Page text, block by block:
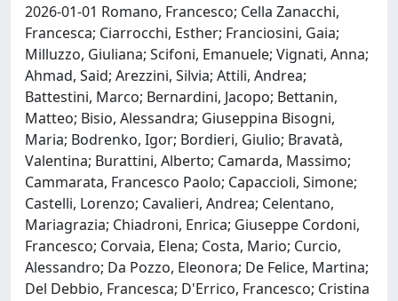
2026-01-01 Romano, Francesco; Cella Zanacchi,
Francesca; Ciarrocchi, Esther; Franciosini, Gaia;
Milluzzo, Giuliana; Scifoni, Emanuele; Vignati, Anna;
Ahmad, Said; Arezzini, Silvia; Attili, Andrea;
Battestini, Marco; Bernardini, Jacopo; Bettanin,
Matteo; Bisio, Alessandra; Giuseppina Bisogni,
Maria; Bodrenko, Igor; Bordieri, Giulio; Bravatà,
Valentina; Burattini, Alberto; Camarda, Massimo;
Cammarata, Francesco Paolo; Capaccioli, Simone;
Castelli, Lorenzo; Cavalieri, Andrea; Celentano,
Mariagrazia; Chiadroni, Enrica; Giuseppe Cordoni,
Francesco; Corvaia, Elena; Costa, Mario; Curcio,
Alessandro; Da Pozzo, Eleonora; De Felice, Martina;
Del Debbio, Francesca; D'Errico, Francesco; Cristina